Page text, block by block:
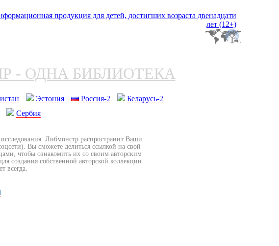
- ОДНА БИБЛИОТЕКА
Эстония Россия-2
Беларусь-2
Сербия
Либмонстр распространит Ваши
Вы сможете делиться ссылкой на свой
чтобы ознакомить их со своим авторским
создания собственной авторской коллекции.
всегда.